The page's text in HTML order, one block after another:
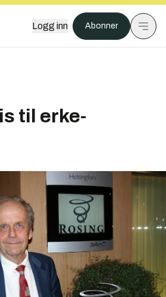
Logg inn Abonner
til erke-